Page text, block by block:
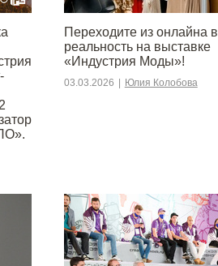
Переходите из онлайна в
реальность на выставке
«Индустрия Моды»!
03.03.2026 | Юлия Колобова